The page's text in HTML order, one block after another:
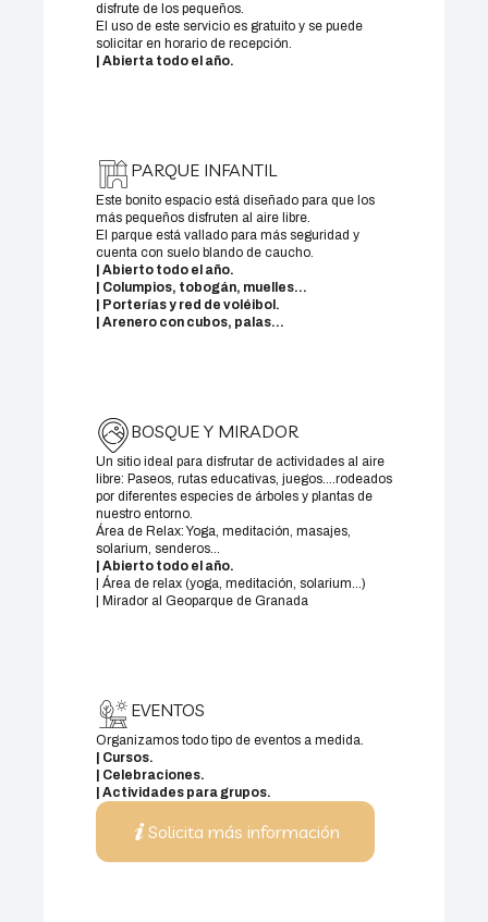
disfrute de los pequeños.
El uso de este servicio es gratuito y se puede
solicitar en horario de recepción.
| Abierta todo el año.
PARQUE INFANTIL
Este bonito espacio está diseñado para que los
más pequeños disfruten al aire libre.
El parque está vallado para más seguridad y
cuenta con suelo blando de caucho.
| Abierto todo el año.
| Columpios, tobogán, muelles…
| Porterías y red de voléibol.
| Arenero con cubos, palas…
BOSQUE Y MIRADOR
Un sitio ideal para disfrutar de actividades al aire
libre: Paseos, rutas educativas, juegos….rodeados
por diferentes especies de árboles y plantas de
nuestro entorno.
Área de Relax: Yoga, meditación, masajes,
solarium, senderos…
| Abierto todo el año.
| Área de relax (yoga, meditación, solarium…)
| Mirador al Geoparque de Granada
EVENTOS
Organizamos todo tipo de eventos a medida.
| Cursos.
| Celebraciones.
| Actividades para grupos.
Solicita más información